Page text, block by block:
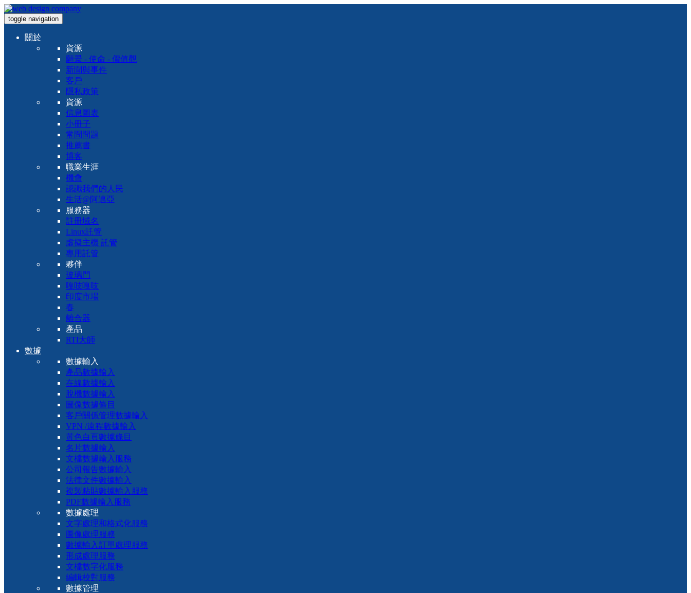
toggle navigation
關於
資源
願景 - 使命 - 價值觀
新聞與事件
客戶
隱私政策
資源
信息圖表
小冊子
常問問題
推薦書
博客
職業生涯
機會
認識我們的人民
生活@阿邁亞
服務器
註冊域名
Linux託管
虛擬主機 託管
專用託管
夥伴
玻璃門
嘎吱嘎吱
印度市場
春
離合器
產品
RTI大師
數據
數據輸入
產品數據輸入
在線數據輸入
脫機數據輸入
圖像數據條目
客戶關係管理數據輸入
VPN /遠程數據輸入
黃色白頁數據條目
名片數據輸入
文檔數據輸入服務
公司報告數據輸入
法律文件數據輸入
複製粘貼數據輸入服務
PDF數據輸入服務
數據處理
文字處理和格式化服務
圖像處理服務
數據輸入訂單處理服務
形成處理服務
文檔數字化服務
編輯校對服務
數據管理